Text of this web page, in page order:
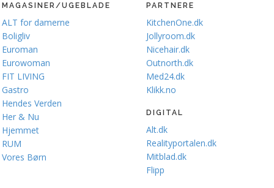
MAGASINER/UGEBLADE
ALT for damerne
Boligliv
Euroman
Eurowoman
FIT LIVING
Gastro
Hendes Verden
Her & Nu
Hjemmet
RUM
Vores Børn
PARTNERE
KitchenOne.dk
Jollyroom.dk
Nicehair.dk
Outnorth.dk
Med24.dk
Klikk.no
DIGITAL
Alt.dk
Realityportalen.dk
Mitblad.dk
Flipp